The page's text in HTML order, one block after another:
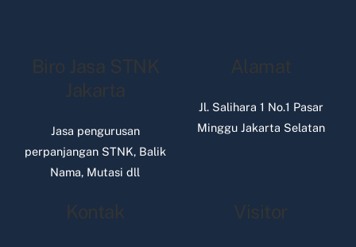
Biro Jasa STNK
Jakarta
Jasa pengurusan
perpanjangan STNK, Balik
Nama, Mutasi dll
Alamat
Jl. Salihara 1 No.1 Pasar
Minggu Jakarta Selatan
Kontak Visitor